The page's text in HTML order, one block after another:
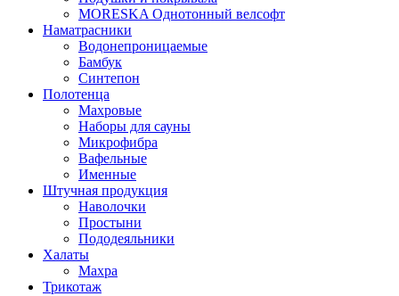
MORESKA Однотонный велсофт
Наматрасники
Водонепроницаемые
Бамбук
Синтепон
Полотенца
Махровые
Наборы для сауны
Микрофибра
Вафельные
Именные
Штучная продукция
Наволочки
Простыни
Пододеяльники
Халаты
Махра
Трикотаж